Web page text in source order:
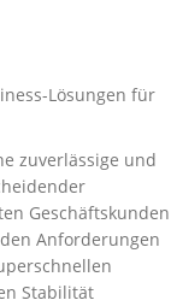
Lösungen für
zuverlässige und
Geschäftskunden
Anforderungen
Stabilität